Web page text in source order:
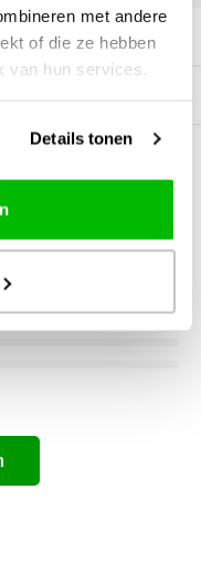
met andere
of die ze hebben
van hun services.
Details tonen